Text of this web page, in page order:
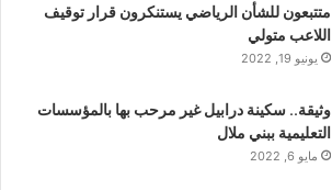
متتبعون للشأن الرياضي يستنكرون قرار توقيف
اللاعب متولي
يونيو 19, 2022
وثيقة.. سكينة درابيل غير مرحب بها بالمؤسسات
التعليمية ببني ملال
مايو 6, 2022